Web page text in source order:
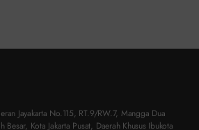
Jayakarta No.115, RT.9/RW.7, Mangga Dua
Besar, Kota Jakarta Pusat, Daerah Khusus Ibukota